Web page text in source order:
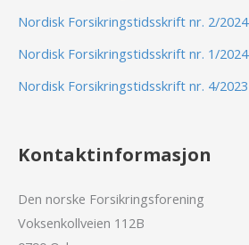
Nordisk Forsikringstidsskrift nr. 2/2024
Nordisk Forsikringstidsskrift nr. 1/2024
Nordisk Forsikringstidsskrift nr. 4/2023
Kontaktinformasjon
Den norske Forsikringsforening
Voksenkollveien 112B